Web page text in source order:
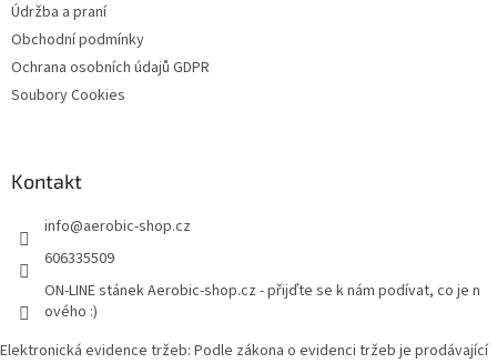
Údržba a praní
Obchodní podmínky
Ochrana osobních údajů GDPR
Soubory Cookies
Kontakt
info@aerobic-shop.cz
606335509
ON-LINE stánek Aerobic-shop.cz - přijďte se k nám podívat, co je n
ového :)
Elektronická evidence tržeb: Podle zákona o evidenci tržeb je prodávající